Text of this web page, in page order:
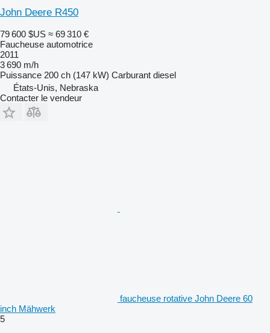
John Deere R450
79 600 $US ≈ 69 310 €
Faucheuse automotrice
2011
3 690 m/h
Puissance 200 ch (147 kW) Carburant diesel
États-Unis, Nebraska
Contacter le vendeur
faucheuse rotative John Deere 60
inch Mähwerk
5